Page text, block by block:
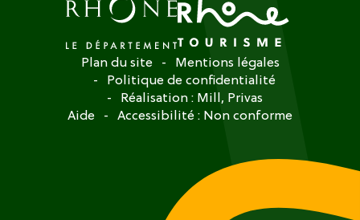
Plan du site
Mentions légales
Politique de confidentialité
Réalisation : Mill, Privas
Aide
Accessibilité : Non conforme